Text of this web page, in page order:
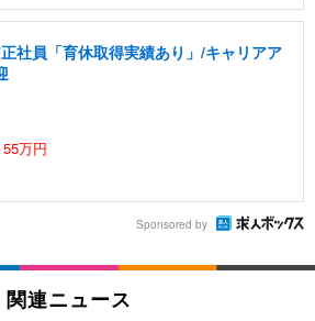
社員「育休取得実績あり」/キャリアア
万円
Sponsored by
関連ニュース